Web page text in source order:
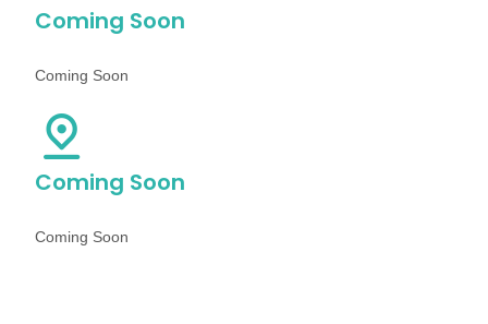
Coming Soon
Coming Soon
Coming Soon
Coming Soon